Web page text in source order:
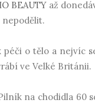
BEAUTYaž
nepodělit.
o tělo a nejvíc
ve Velké Británii.
na chodidla 60